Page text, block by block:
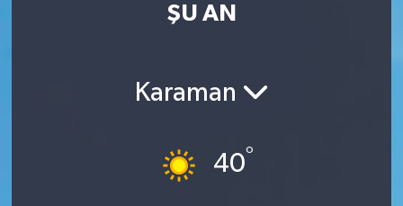
ŞU AN
Karaman
40°